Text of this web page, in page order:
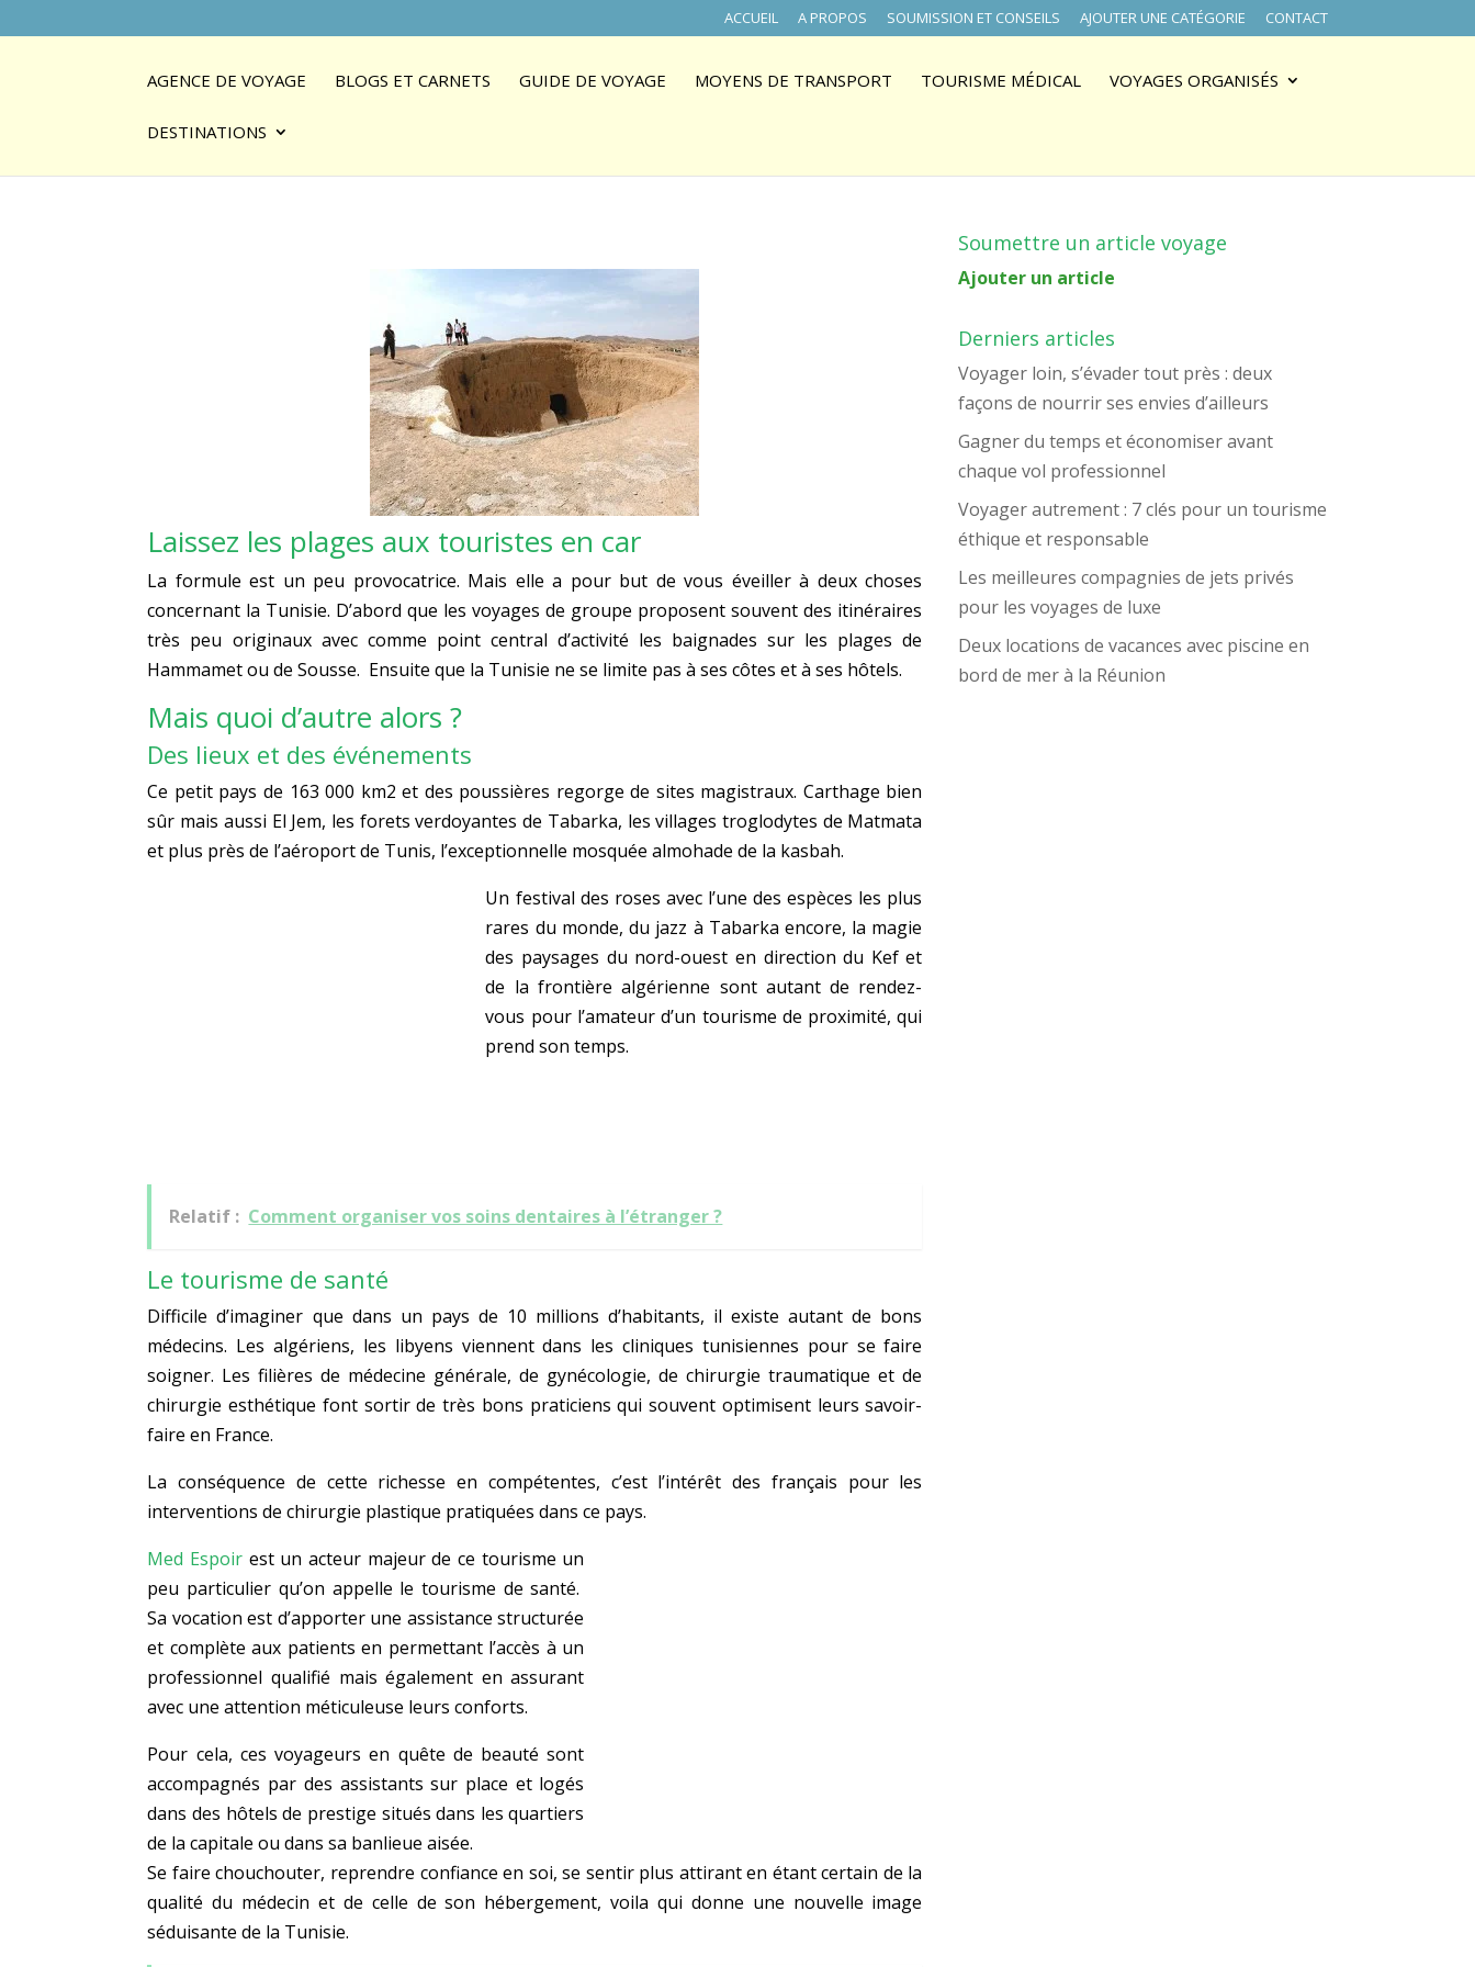
ACCUEIL A PROPOS SOUMISSION ET CONSEILS AJOUTER UNE CATÉGORIE CONTACT
AGENCE DE VOYAGE BLOGS ET CARNETS GUIDE DE VOYAGE MOYENS DE TRANSPORT TOURISME MÉDICAL VOYAGES ORGANISÉS
DESTINATIONS
Laissez les plages aux touristes en car
La formule est un peu provocatrice. Mais elle a pour but de vous éveiller à deux choses
concernant la Tunisie. D’abord que les voyages de groupe proposent souvent des itinéraires
très peu originaux avec comme point central d’activité les baignades sur les plages de
Hammamet ou de Sousse. Ensuite que la Tunisie ne se limite pas à ses côtes et à ses hôtels.
Mais quoi d’autre alors ?
Des lieux et des événements
Ce petit pays de 163 000 km2 et des poussières regorge de sites magistraux. Carthage bien
sûr mais aussi El Jem, les forets verdoyantes de Tabarka, les villages troglodytes de Matmata
et plus près de l’aéroport de Tunis, l’exceptionnelle mosquée almohade de la kasbah.
Un festival des roses avec l’une des espèces les plus
rares du monde, du jazz à Tabarka encore, la magie
des paysages du nord-ouest en direction du Kef et
de la frontière algérienne sont autant de rendez-
vous pour l’amateur d’un tourisme de proximité, qui
prend son temps.
Relatif : Comment organiser vos soins dentaires à l’étranger ?
Le tourisme de santé
Difficile d’imaginer que dans un pays de 10 millions d’habitants, il existe autant de bons
médecins. Les algériens, les libyens viennent dans les cliniques tunisiennes pour se faire
soigner. Les filières de médecine générale, de gynécologie, de chirurgie traumatique et de
chirurgie esthétique font sortir de très bons praticiens qui souvent optimisent leurs savoir-
faire en France.
La conséquence de cette richesse en compétentes, c’est l’intérêt des français pour les
interventions de chirurgie plastique pratiquées dans ce pays.
Med Espoir est un acteur majeur de ce tourisme un
peu particulier qu’on appelle le tourisme de santé.
Sa vocation est d’apporter une assistance structurée
et complète aux patients en permettant l’accès à un
professionnel qualifié mais également en assurant
avec une attention méticuleuse leurs conforts.
Pour cela, ces voyageurs en quête de beauté sont
accompagnés par des assistants sur place et logés
dans des hôtels de prestige situés dans les quartiers
de la capitale ou dans sa banlieue aisée.
Se faire chouchouter, reprendre confiance en soi, se sentir plus attirant en étant certain de la
qualité du médecin et de celle de son hébergement, voila qui donne une nouvelle image
séduisante de la Tunisie.
Soumettre un article voyage
Ajouter un article
Derniers articles
Voyager loin, s’évader tout près : deux
façons de nourrir ses envies d’ailleurs
Gagner du temps et économiser avant
chaque vol professionnel
Voyager autrement : 7 clés pour un tourisme
éthique et responsable
Les meilleures compagnies de jets privés
pour les voyages de luxe
Deux locations de vacances avec piscine en
bord de mer à la Réunion